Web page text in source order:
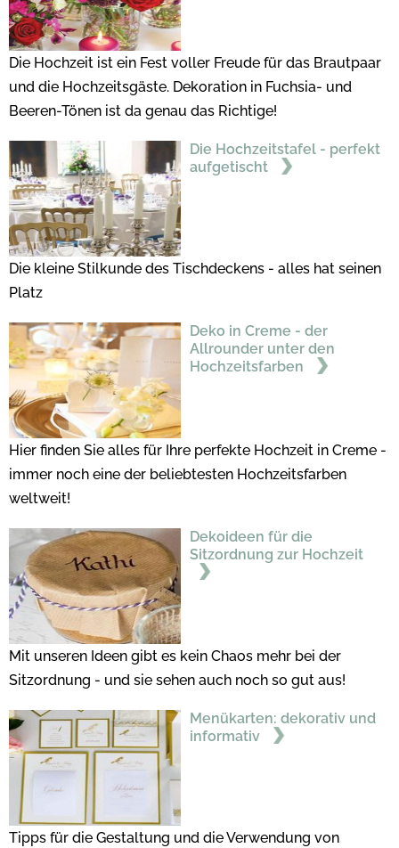
Die Hochzeit ist ein Fest voller Freude für das Brautpaar
und die Hochzeitsgäste. Dekoration in Fuchsia- und
Beeren-Tönen ist da genau das Richtige!
Die Hochzeitstafel - perfekt
aufgetischt
Die kleine Stilkunde des Tischdeckens - alles hat seinen
Platz
Deko in Creme - der
Allrounder unter den
Hochzeitsfarben
Hier finden Sie alles für Ihre perfekte Hochzeit in Creme -
immer noch eine der beliebtesten Hochzeitsfarben
weltweit!
Dekoideen für die
Sitzordnung zur Hochzeit
Mit unseren Ideen gibt es kein Chaos mehr bei der
Sitzordnung - und sie sehen auch noch so gut aus!
Menükarten: dekorativ und
informativ
Tipps für die Gestaltung und die Verwendung von